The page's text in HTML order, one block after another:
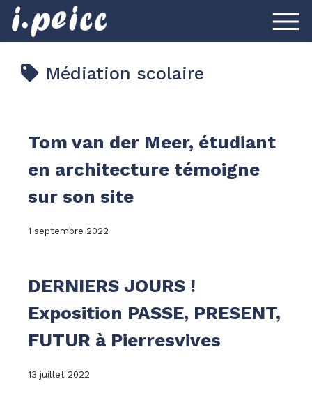
Médiation scolaire
Tom van der Meer, étudiant
en architecture témoigne
sur son site
1 septembre 2022
DERNIERS JOURS !
Exposition PASSE, PRESENT,
FUTUR à Pierresvives
13 juillet 2022